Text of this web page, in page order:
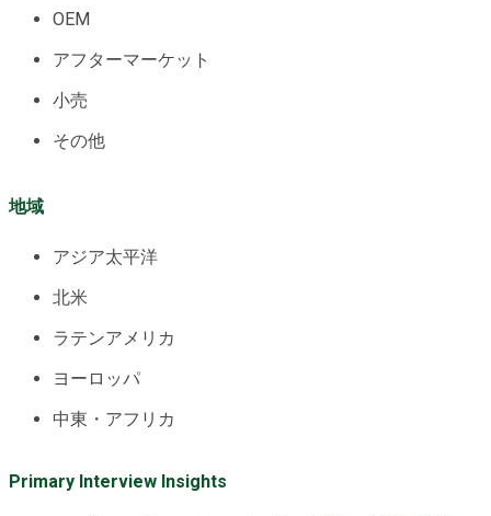
OEM
アフターマーケット
小売
その他
地域
アジア太平洋
北米
ラテンアメリカ
ヨーロッパ
中東・アフリカ
Primary Interview Insights